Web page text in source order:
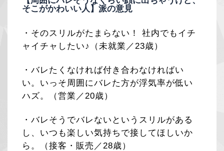
そこがかわいい人】派の意見
・そのスリルがたまらない！ 社内でもイチ
ャイチャしたい♪（未就業／23歳）
・バレたくなければ付き合わなければい
い。いっそ周囲にバレた方が浮気率が低い
ハズ。（営業／20歳）
・バレそうでバレないというスリルがある
し、いつも楽しい気持ちで接してほしいか
ら。（接客・販売／28歳）